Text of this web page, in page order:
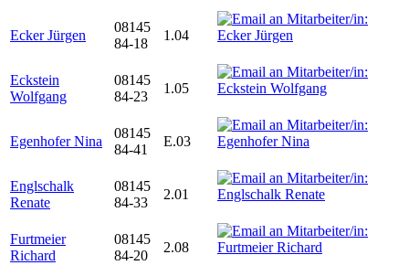
Ecker Jürgen
08145
84-18
1.04
Eckstein
Wolfgang
08145
84-23
1.05
Egenhofer Nina
08145
84-41
E.03
Englschalk
Renate
08145
84-33
2.01
Furtmeier
Richard
08145
84-20
2.08